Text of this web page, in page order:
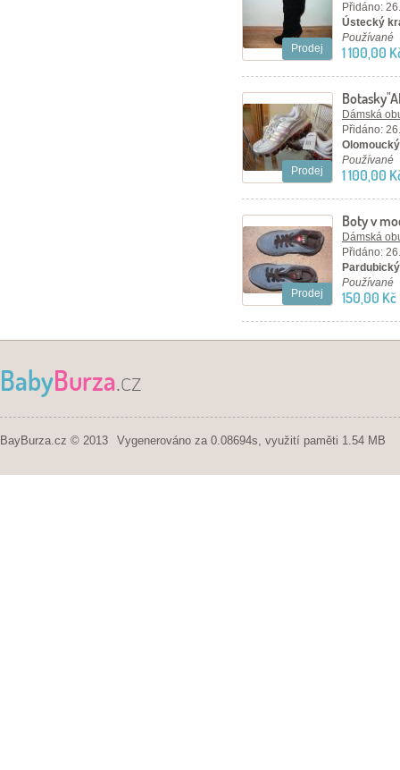
Prodej
Přidáno:
Ústecký
Používané
1 100,00
Prodej
Dámská
Přidáno:
Používané
1 100,00
Prodej
Boty v
Dámská
Přidáno:
Používané
150,00 Kč
BabyBurza.cz
BayBurza.cz © 2013 Vygenerováno za 0.08694s, využití paměti 1.54 MB